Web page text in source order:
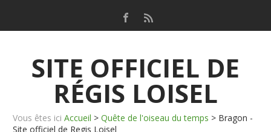
SITE OFFICIEL DE
RÉGIS LOISEL
Vous êtes ici Accueil > Quête de l'oiseau du temps > Bragon -
Site officiel de Regis Loisel